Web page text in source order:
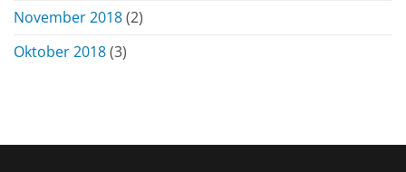
November 2018(2)
Oktober 2018(3)